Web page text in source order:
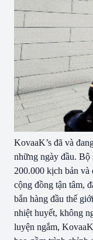
KovaaK’s đã và
những ngày đầu. Bộ
200.000 kịch bản và
cộng đồng tận tâm,
bắn hàng đầu thế
nhiệt huyết, không
luyện ngắm,